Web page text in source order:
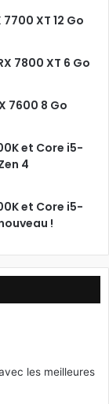
XT 12 Go
7800 XT 6 Go
7600 8 Go
et Core i5-
4
et Core i5-
!
les meilleures